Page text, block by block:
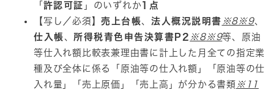
「 許認可証 」のいずれか 1点
【写し／必須】 売上台帳、 法人概況説明書 ※8 ※9、
仕入帳 、 所得税青色申告決算書P2 ※8※9等、原油
等仕入れ額比較表兼理由書に計上した月全ての指定業
種及び全体に係る「原油等の仕入れ額」「原油等の仕
入れ量」「売上原価」「売上高」が分かる書類 ※11